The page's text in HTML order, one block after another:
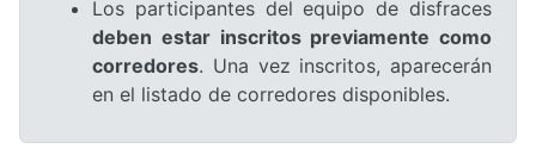
Los participantes del equipo de disfraces
deben estar inscritos previamente como
corredores. Una vez inscritos, aparecerán
en el listado de corredores disponibles.